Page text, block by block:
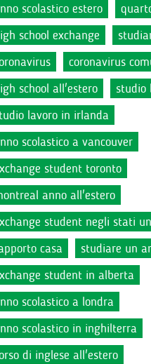
scolastico estero
school exchange
coronavirus
school all'estero
studio
lavoro in irlanda
scolastico a vancouver
student toronto
anno all'estero
student negli stati
casa
studiare un
student in alberta
scolastico a londra
scolastico in inghilterra
di inglese all'estero